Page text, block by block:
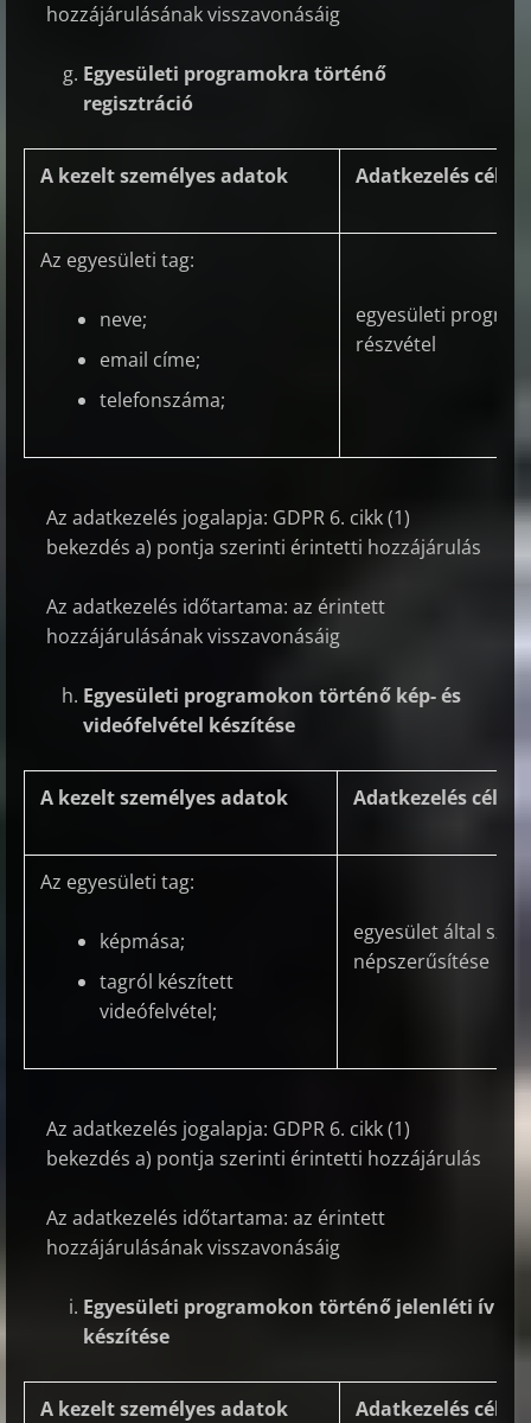
hozzájárulásának visszavonásáig
Egyesületi programokra történő
regisztráció
A kezelt személyes adatok Adatkezelés célja
Az egyesületi tag:
neve;
email címe;
telefonszáma;
egyesületi
részvétel
Az adatkezelés jogalapja: GDPR 6. cikk (1)
bekezdés a) pontja szerinti érintetti hozzájárulás
Az adatkezelés időtartama: az érintett
hozzájárulásának visszavonásáig
Egyesületi programokon történő kép- és
videófelvétel készítése
A kezelt személyes adatok Adatkezelés célja
Az egyesületi tag:
képmása;
tagról készített
videófelvétel;
egyesület által
népszerűsítése
Az adatkezelés jogalapja: GDPR 6. cikk (1)
bekezdés a) pontja szerinti érintetti hozzájárulás
Az adatkezelés időtartama: az érintett
hozzájárulásának visszavonásáig
Egyesületi programokon történő jelenléti ív
készítése
A kezelt személyes adatok Adatkezelés célja